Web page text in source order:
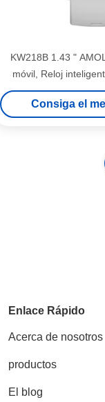
KW218B 1.43 "
móvil, Reloj
Consiga el
Enlace Rápido
Acerca de nosotros
productos
El blog